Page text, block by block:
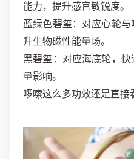
能力，提升感官敏锐度。
蓝绿色碧玺：对应心轮
升生物磁性能量场。
黑碧玺：对应海底轮，
量影响。
啰嗦这么多功效还是直接